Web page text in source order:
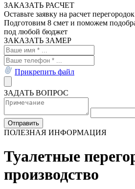
ЗАКАЗАТЬ РАСЧЕТ
Оставьте заявку на расчет перегородок
Подготовим 8 смет и поможем
под любой бюджет
ЗАКАЗАТЬ ЗАМЕР
Прикрепить файл
ЗАДАТЬ ВОПРОС
ПОЛЕЗНАЯ ИНФОРМАЦИЯ
Туалетные
производство